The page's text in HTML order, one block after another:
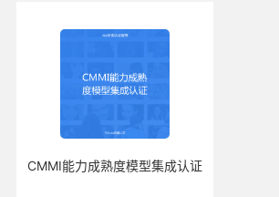
CMMI能力成熟度模型集成认证